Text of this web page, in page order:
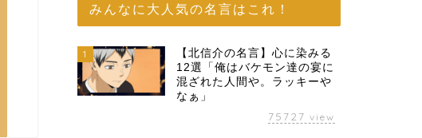
みんなに大人気の名言はこれ！
1
【北信介の名言】心に染みる
12選「俺はバケモン達の宴に
混ざれた人間や。ラッキーや
なぁ」
75727 view